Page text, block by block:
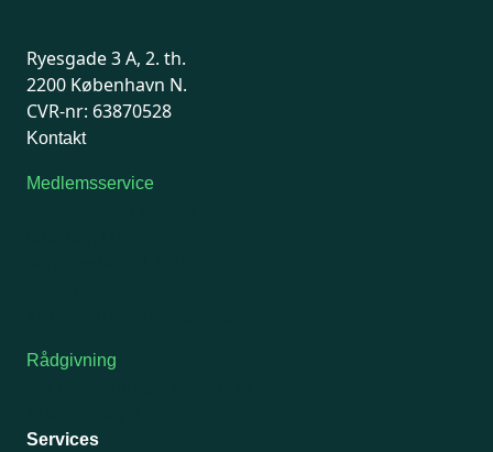
Ryesgade 3 A, 2. th.
2200 København N.
CVR-nr: 63870528
Kontakt
Medlemsservice
Rådgivning
Services